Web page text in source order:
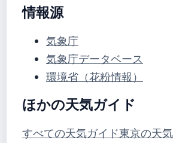
情報源
気象庁
気象庁データベース
環境省（花粉情報）
ほかの天気ガイド
すべての天気ガイド東京の天気